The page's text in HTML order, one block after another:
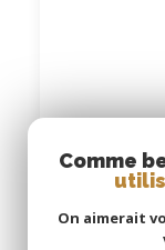
Comme
On aimerait